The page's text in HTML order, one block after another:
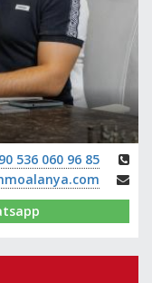
536 060 96 85